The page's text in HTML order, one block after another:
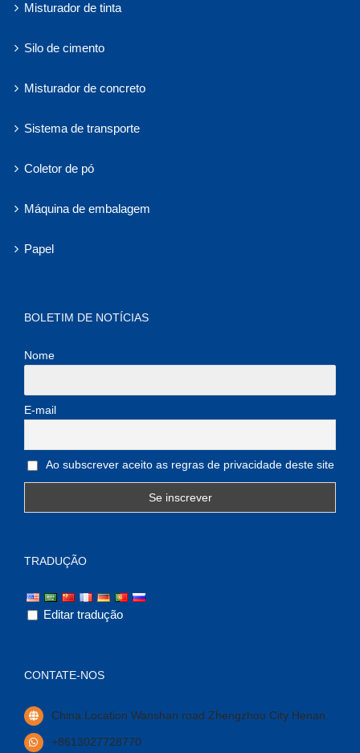
Misturador de tinta
Silo de cimento
Misturador de concreto
Sistema de transporte
Coletor de pó
Máquina de embalagem
Papel
BOLETIM DE NOTÍCIAS
Nome
E-mail
Ao subscrever aceito as regras de privacidade deste site
TRADUÇÃO
Editar tradução
CONTATE-NOS
China Location Wanshan road Zhengzhou City Henan
+8613027728770